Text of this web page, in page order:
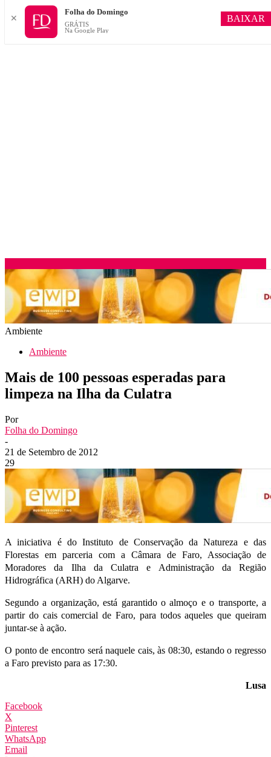
Ambiente
Ambiente
Mais de 100 pessoas esperadas para
limpeza na Ilha da Culatra
Por
Folha do Domingo
-
21 de Setembro de 2012
29
A iniciativa é do Instituto de Conservação da Natureza e das
Florestas em parceria com a Câmara de Faro, Associação de
Moradores da Ilha da Culatra e Administração da Região
Hidrográfica (ARH) do Algarve.
Segundo a organização, está garantido o almoço e o transporte, a
partir do cais comercial de Faro, para todos aqueles que queiram
juntar-se à ação.
O ponto de encontro será naquele cais, às 08:30, estando o regresso
a Faro previsto para as 17:30.
Lusa
Facebook
X
Pinterest
WhatsApp
Email
✕
Folha do Domingo
GRÁTIS
Na Google Play
BAIXAR